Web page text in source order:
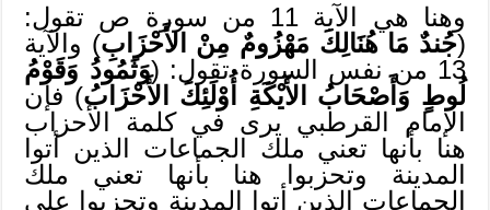
وهنا هي الآية 11 من سورة ص تقول:
(جُندٌ مَا هُنَالِكَ مَهْزُومٌ مِنْ الأَحْزَابِ) والآية
13 من نفس السورة تقول: (
وَثَمُودُ وَقَوْمُ
لُوطٍ وَأَصْحَابُ الأَيْكَةِ أُوْلَئِكَ الأَحْزَابُ) فإن
الإمام القرطبي يرى في كلمة الأحزاب
هنا بأنها تعني ملك الجماعات الذين أتوا
المدينة وتحزبوا هنا بأنها تعني ملك
الجماعات الذين أتوا المدينة وتحزبوا على